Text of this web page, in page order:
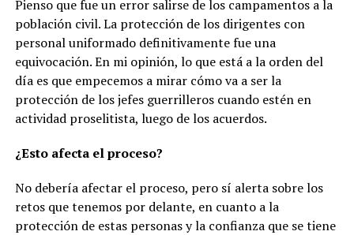
Pienso que fue un error salirse de los campamentos a la
población civil. La protección de los dirigentes con
personal uniformado definitivamente fue una
equivocación. En mi opinión, lo que está a la orden del
día es que empecemos a mirar cómo va a ser la
protección de los jefes guerrilleros cuando estén en
actividad proselitista, luego de los acuerdos.
¿Esto afecta el proceso?
No debería afectar el proceso, pero sí alerta sobre los
retos que tenemos por delante, en cuanto a la
protección de estas personas y la confianza que se tiene